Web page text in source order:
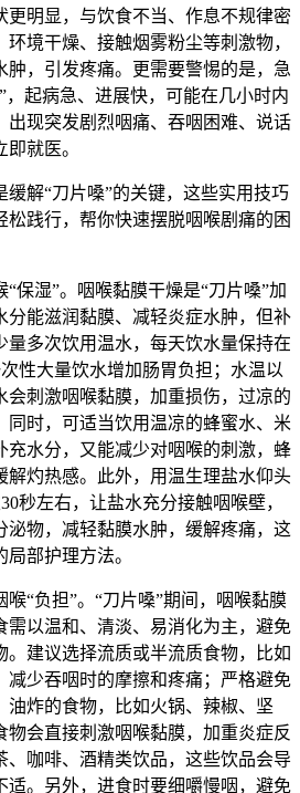
更明显，与饮食不当、作息不规律密
境干燥、接触烟雾粉尘等刺激物，
肿，引发疼痛。更需要警惕的是，急
，起病急、进展快，可能在几小时内
出现突发剧烈咽痛、吞咽困难、说话
就医。
解“刀片嗓”的关键，这些实用技巧
松践行，帮你快速摆脱咽喉剧痛的困
保湿”。咽喉黏膜干燥是“刀片嗓”加
分能滋润黏膜、减轻炎症水肿，但补
量多次饮用温水，每天饮水量保持在
性大量饮水增加肠胃负担；水温以
会刺激咽喉黏膜，加重损伤，过凉的
同时，可适当饮用温凉的蜂蜜水、米
充水分，又能减少对咽喉的刺激，蜂
解灼热感。此外，用温生理盐水仰头
秒左右，让盐水充分接触咽喉壁，
泌物，减轻黏膜水肿，缓解疼痛，这
部护理方法。
“负担”。“刀片嗓”期间，咽喉黏膜
需以温和、清淡、易消化为主，避免
。建议选择流质或半流质食物，比如
减少吞咽时的摩擦和疼痛；严格避免
油炸的食物，比如火锅、辣椒、坚
物会直接刺激咽喉黏膜，加重炎症反
、咖啡、酒精类饮品，这些饮品会导
适。另外，进食时要细嚼慢咽，避免